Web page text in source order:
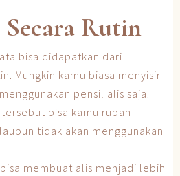
Rutin
bisa didapatkan dari
Mungkin kamu biasa menyisir
pensil alis saja.
bisa kamu rubah
tidak akan menggunakan
membuat alis menjadi lebih